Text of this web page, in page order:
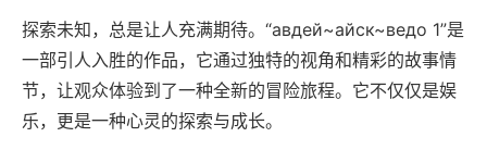
探索未知，总是让人充满期待。“авдей~айск~ведо 1”是
一部引人入胜的作品，它通过独特的视角和精彩的故事情
节，让观众体验到了一种全新的冒险旅程。它不仅仅是娱
乐，更是一种心灵的探索与成长。